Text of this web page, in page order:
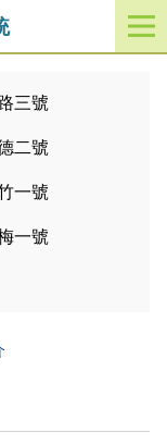
開
啟
三號
二號
一號
一號